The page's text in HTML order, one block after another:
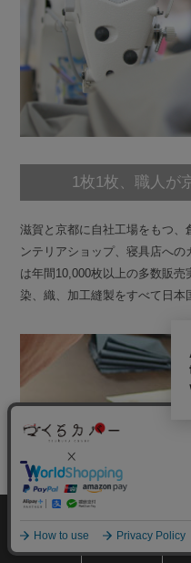
1枚1枚、職人が
滋賀と京都に自社工場をもつ、
ンテリアショップ、寝具店へ
は年間10,000枚以上の多数販売
染、織、加工縫製をすべて日本
商品をさがす
サイズ
お